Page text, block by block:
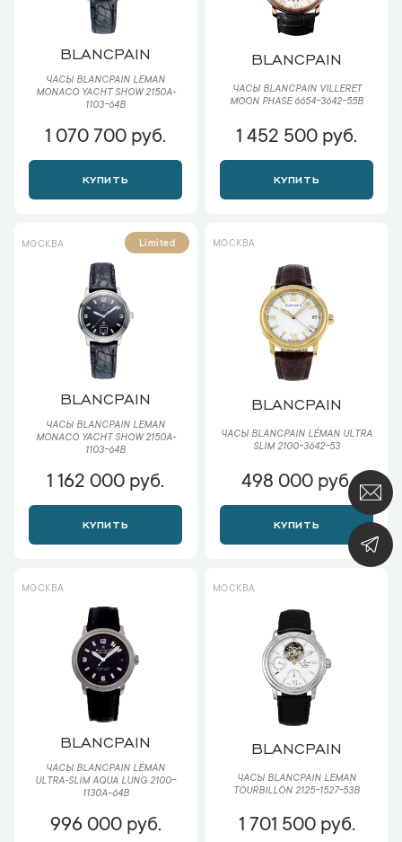
BLANCPAIN
ЧАСЫ BLANCPAIN LEMAN
MONACO YACHT SHOW 2150A-
1103-64B
1 070 700 руб.
КУПИТЬ
BLANCPAIN
ЧАСЫ BLANCPAIN VILLERET
MOON PHASE 6654-3642-55B
1 452 500 руб.
КУПИТЬ
МОСКВА Limited
BLANCPAIN
ЧАСЫ BLANCPAIN LEMAN
MONACO YACHT SHOW 2150A-
1103-64B
1 162 000 руб.
КУПИТЬ
МОСКВА
BLANCPAIN
ЧАСЫ BLANCPAIN LÉMAN ULTRA
SLIM 2100-3642-53
498 000 руб.
КУПИТЬ
МОСКВА
BLANCPAIN
ЧАСЫ BLANCPAIN LÉMAN
ULTRA-SLIM AQUA LUNG 2100-
1130A-64B
996 000 руб.
МОСКВА
BLANCPAIN
ЧАСЫ BLANCPAIN LEMAN
TOURBILLON 2125-1527-53B
1 701 500 руб.